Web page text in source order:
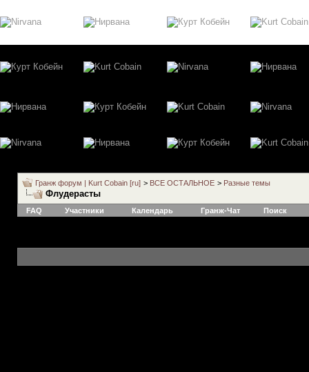
Гранж форум | Kurt Cobain [ru] > ВСЕ ОСТАЛЬНОЕ > Разные темы
Флудерасты
FAQ Участники Календарь Гранж-Чат Поиск